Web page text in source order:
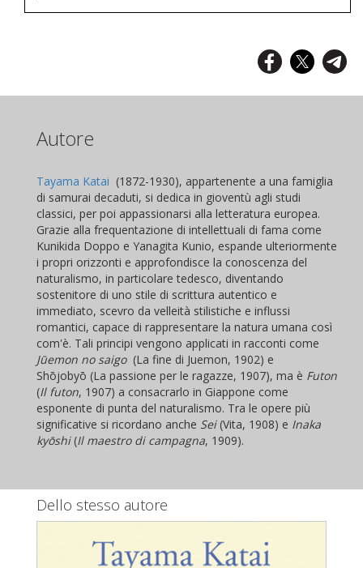
Autore
Tayama Katai (1872-1930), appartenente a una famiglia
di samurai decaduti, si dedica in gioventù agli studi
classici, per poi appassionarsi alla letteratura europea.
Grazie alla frequentazione di intellettuali di fama come
Kunikida Doppo e Yanagita Kunio, espande ulteriormente
i propri orizzonti e approfondisce la conoscenza del
naturalismo, in particolare tedesco, diventando
sostenitore di uno stile di scrittura autentico e
immediato, scevro da velleità stilistiche e influssi
romantici, capace di rappresentare la natura umana così
com'è. Tali principi vengono applicati in racconti come
Jūemon no saigo(La fine di Juemon, 1902) e
Shōjobyō (La passione per le ragazze, 1907), ma è Futon
(Il futon, 1907) a consacrarlo in Giappone come
esponente di punta del naturalismo. Tra le opere più
significative si ricordano anche Sei(Vita, 1908) e Inaka
kyōshi(Il maestro di campagna, 1909).
Dello stesso autore